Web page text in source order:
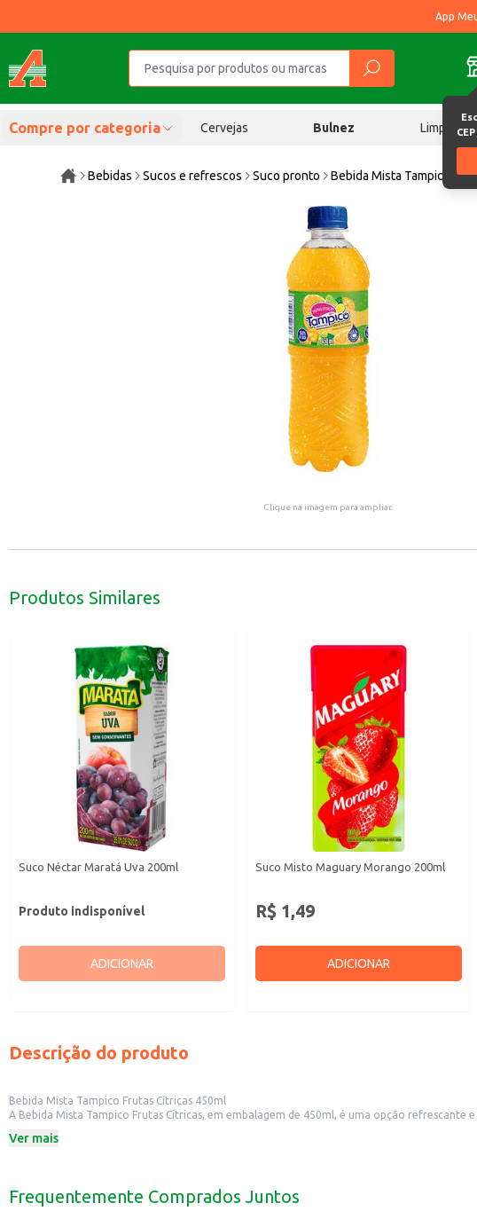
App
Compre por categoria Cervejas Bulnez Limpeza
Bebidas Sucos e refrescos Suco pronto Bebida Mista Tampico
Clique na imagem para ampliar.
Produtos Similares
Suco Néctar Maratá Uva 200ml
Produto indisponível
ADICIONAR
Suco Misto Maguary Morango 200ml
R$ 1,49
ADICIONAR
Descrição do produto
Bebida Mista Tampico Frutas Cítricas 450ml
A Bebida Mista Tampico Frutas Cítricas, em embalagem de 450ml, é uma opção
Dicas de Uso:
Excelente para lanchonetes e estabelecimentos que buscam oferecer bebidas saborosas e
Ver mais
Frequentemente Comprados Juntos